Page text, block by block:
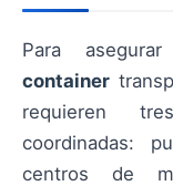
Para
container
requieren
coordinadas:
centros de